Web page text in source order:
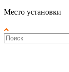
Место установки